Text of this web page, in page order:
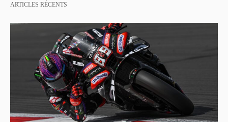
ARTICLES RÉCENTS